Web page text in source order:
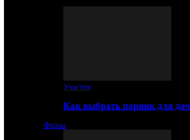
Участок
Как выбрать парник для
Ферма